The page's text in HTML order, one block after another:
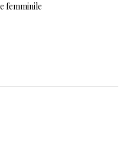
femminile